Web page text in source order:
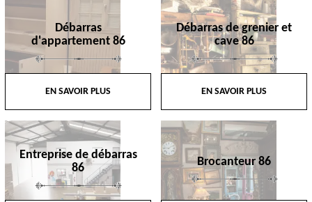
Débarras
d'appartement 86
EN SAVOIR PLUS
Débarras de grenier et
cave 86
EN SAVOIR PLUS
Entreprise de débarras
86
Brocanteur 86